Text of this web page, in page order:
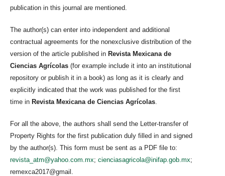
publication in this journal are mentioned.
The author(s) can enter into independent and additional
contractual agreements for the nonexclusive distribution of the
version of the article published in Revista Mexicana de
Ciencias Agrícolas (for example include it into an institutional
repository or publish it in a book) as long as it is clearly and
explicitly indicated that the work was published for the first
time in Revista Mexicana de Ciencias Agrícolas
For all the above, the authors shall send the Letter-transfer of
Property Rights for the first publication duly filled in and signed
by the author(s). This form must be sent as a PDF file to:
revista_atm@yahoo.com.mx; cienciasagricola@inifap.gob.mx;
remexca2017@gmail.